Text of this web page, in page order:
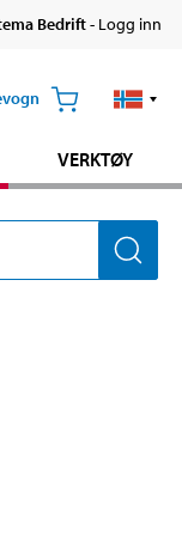
Bedrift- Logg inn
VERKTØY